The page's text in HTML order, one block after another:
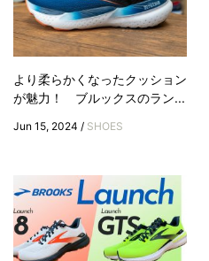
より柔らかくなったクッション
が魅力！ ブルックスのラン...
Jun 15, 2024 / SHOES